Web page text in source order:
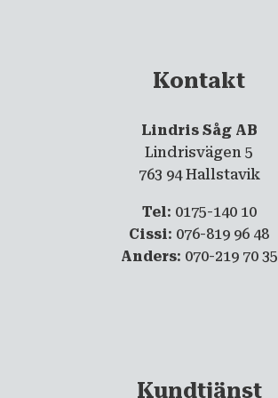
Kontakt
Lindris Såg AB
Lindrisvägen 5
763 94 Hallstavik
Tel: 0175-140 10
Cissi: 076-819 96 48
Anders: 070-219 70 35
Kundtjänst